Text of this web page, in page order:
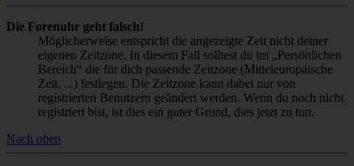
Die Forenuhr geht falsch!
Möglicherweise entspricht die angezeigte Zeit nicht deiner
eigenen Zeitzone. In diesem Fall solltest du im „Persönlichen
Bereich“ die für dich passende Zeitzone (Mitteleuropäische
Zeit, ...) festlegen. Die Zeitzone kann dabei nur von
registrierten Benutzern geändert werden. Wenn du noch nicht
registriert bist, ist dies ein guter Grund, dies jetzt zu tun.
Nach oben